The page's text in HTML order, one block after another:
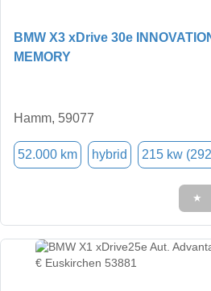
BMW X3 xDrive 30e
MEMORY
Hamm, 59077
52.000 km hybrid 215 kw
★